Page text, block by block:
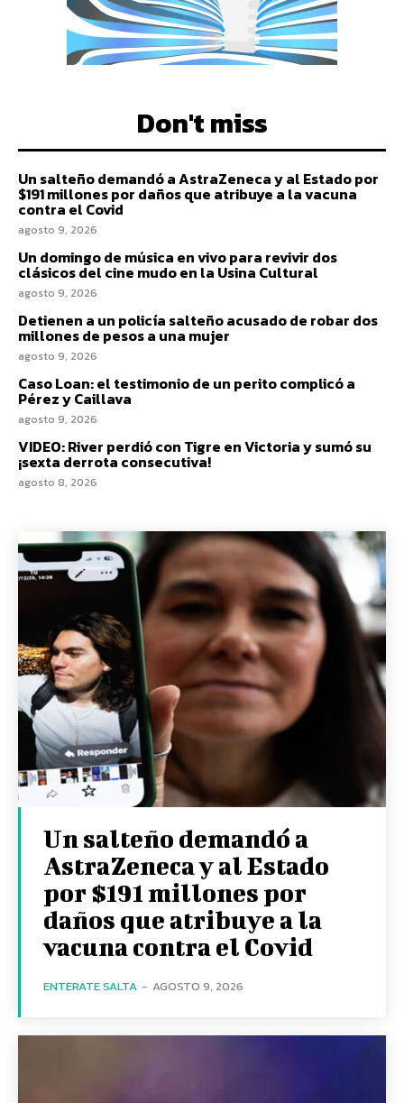
Don't miss
Un salteño demandó a AstraZeneca y al Estado por
$191 millones por daños que atribuye a la vacuna
contra el Covid
agosto 9, 2026
Un domingo de música en vivo para revivir dos
clásicos del cine mudo en la Usina Cultural
agosto 9, 2026
Detienen a un policía salteño acusado de robar dos
millones de pesos a una mujer
agosto 9, 2026
Caso Loan: el testimonio de un perito complicó a
Pérez y Caillava
agosto 9, 2026
VIDEO: River perdió con Tigre en Victoria y sumó su
¡sexta derrota consecutiva!
agosto 8, 2026
Un salteño demandó a
AstraZeneca y al Estado
por $191 millones por
daños que atribuye a la
vacuna contra el Covid
ENTERATE SALTA - AGOSTO 9, 2026